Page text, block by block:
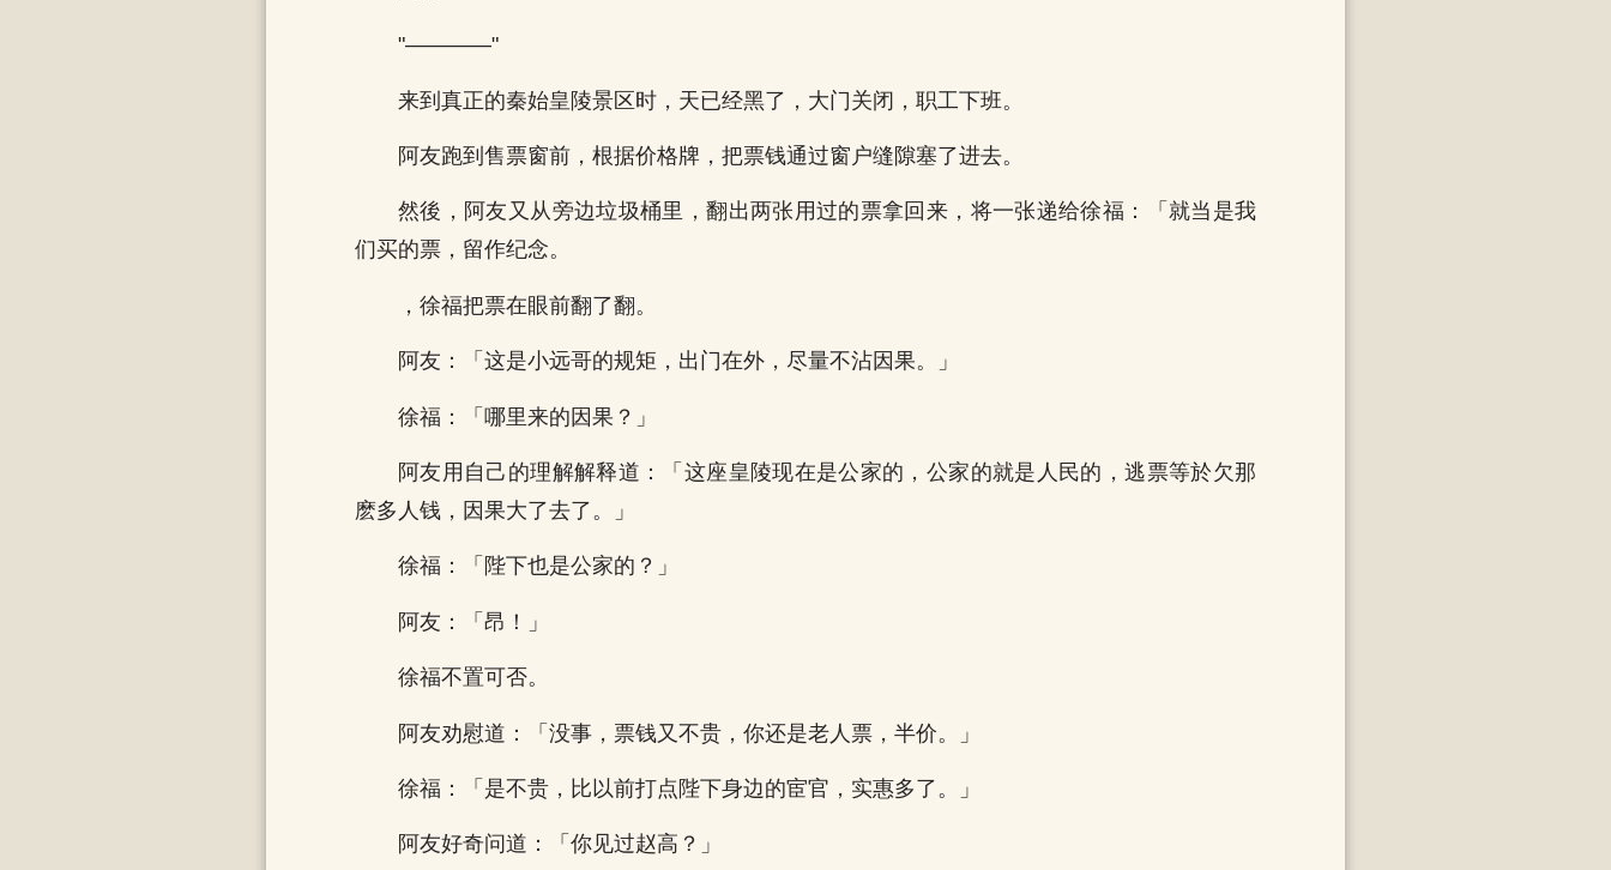
"————"
来到真正的秦始皇陵景区时，天已经黑了，大门关闭，职工下班。
阿友跑到售票窗前，根据价格牌，把票钱通过窗户缝隙塞了进去。
然後，阿友又从旁边垃圾桶里，翻出两张用过的票拿回来，将一张递给徐福：「就当是我
们买的票，留作纪念。
，徐福把票在眼前翻了翻。
阿友：「这是小远哥的规矩，出门在外，尽量不沾因果。」
徐福：「哪里来的因果？」
阿友用自己的理解解释道：「这座皇陵现在是公家的，公家的就是人民的，逃票等於欠那
麽多人钱，因果大了去了。」
徐福：「陛下也是公家的？」
阿友：「昂！」
徐福不置可否。
阿友劝慰道：「没事，票钱又不贵，你还是老人票，半价。」
徐福：「是不贵，比以前打点陛下身边的宦官，实惠多了。」
阿友好奇问道：「你见过赵高？」